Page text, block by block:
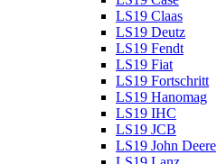
LS19 Claas
LS19 Deutz
LS19 Fendt
LS19 Fiat
LS19 Fortschritt
LS19 Hanomag
LS19 IHC
LS19 JCB
LS19 John Deere